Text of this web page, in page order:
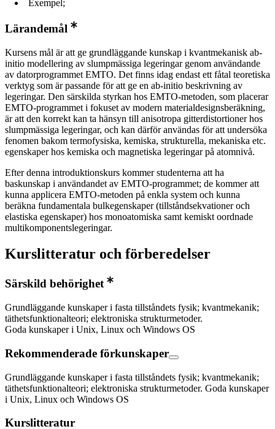
Exempel;
Lärandemål
Kursens mål är att ge grundläggande kunskap i kvantmekanisk ab-
initio modellering av slumpmässiga legeringar genom användande
av datorprogrammet EMTO. Det finns idag endast ett fåtal teoretiska
verktyg som är passande för att ge en ab-initio beskrivning av
legeringar. Den särskilda styrkan hos EMTO-metoden, som placerar
EMTO-programmet i fokuset av modern materialdesignsberäkning,
är att den korrekt kan ta hänsyn till anisotropa gitterdistortioner hos
slumpmässiga legeringar, och kan därför användas för att undersöka
fenomen bakom termofysiska, kemiska, strukturella, mekaniska etc.
egenskaper hos kemiska och magnetiska legeringar på atomnivå.
Efter denna introduktionskurs kommer studenterna att ha
baskunskap i användandet av EMTO-programmet; de kommer att
kunna applicera EMTO-metoden på enkla system och kunna
beräkna fundamentala bulkegenskaper (tillståndsekvationer och
elastiska egenskaper) hos monoatomiska samt kemiskt oordnade
multikomponentslegeringar.
Kurslitteratur och förberedelser
Särskild behörighet
Grundläggande kunskaper i fasta tillståndets fysik; kvantmekanik;
täthetsfunktionalteori; elektroniska strukturmetoder.
Goda kunskaper i Unix, Linux och Windows OS
Rekommenderade förkunskaper
Grundläggande kunskaper i fasta tillståndets fysik; kvantmekanik;
täthetsfunktionalteori; elektroniska strukturmetoder. Goda kunskaper
i Unix, Linux och Windows OS
Kurslitteratur